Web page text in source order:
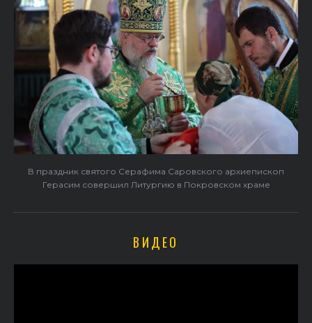
В праздник святого Серафима Саровского архиепископ
Герасим совершил Литургию в Покровском храме
ВИДЕО